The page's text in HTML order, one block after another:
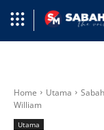
Home Utama
William
Utama